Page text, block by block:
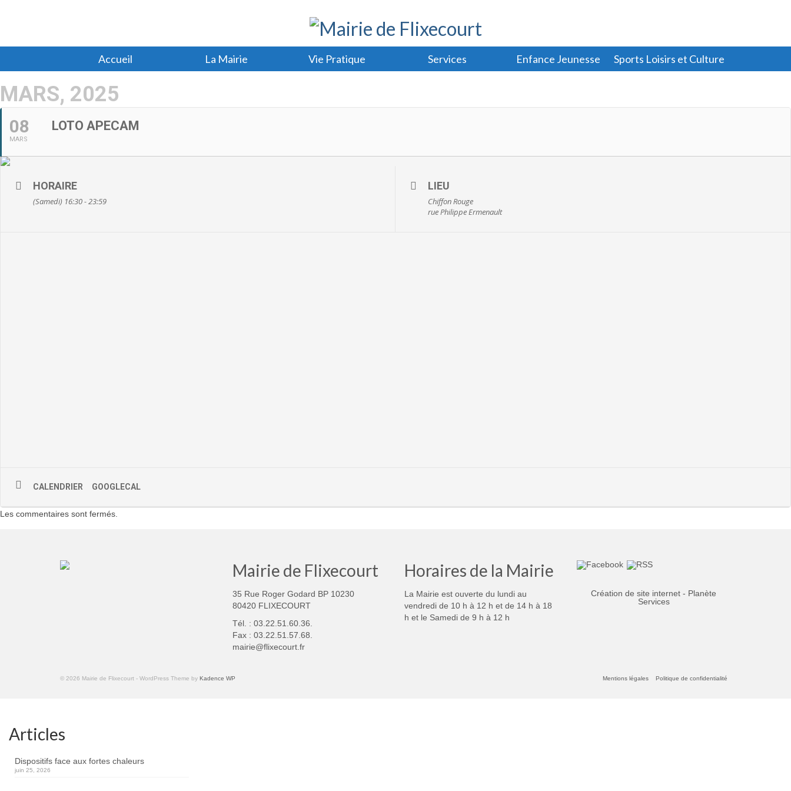
Accueil La Mairie Vie Pratique Services Enfance Jeunesse Sports Loisirs et Culture
MARS, 2025
08
MARS
LOTO APECAM
HORAIRE
(Samedi) 16:30 - 23:59
LIEU
Chiffon Rouge
rue Philippe Ermenault
CALENDRIER GOOGLECAL
Les commentaires sont fermés.
Mairie de Flixecourt
35 Rue Roger Godard BP 10230
80420 FLIXECOURT
Tél. : 03.22.51.60.36.
Fax : 03.22.51.57.68.
mairie@flixecourt.fr
Horaires de la Mairie
La Mairie est ouverte du lundi au
vendredi de 10 h à 12 h et de 14 h à 18
h et le Samedi de 9 h à 12 h
Création de site internet - Planète
Services
Mentions légales Politique de confidentialité
© 2026 Mairie de Flixecourt - WordPress Theme by Kadence WP
Articles
Dispositifs face aux fortes chaleurs
juin 25, 2026